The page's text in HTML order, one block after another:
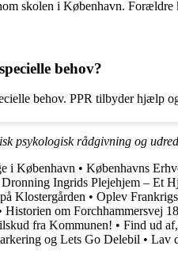
skolen i København.
behov?
behov. PPR tilbyder
psykologisk rådgivning og
i København • Københavns
Dronning Ingrids Plejehjem – Et
Klostergården • Oplev
Historien om Forchhammersvej 18
fra Kommunen! • Find ud
og Lets Go Delebil • Lav